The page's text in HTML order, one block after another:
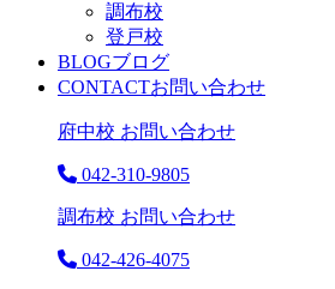
調布校
登戸校
BLOGブログ
CONTACTお問い合わせ
府中校 お問い合わせ
042-310-9805
調布校 お問い合わせ
042-426-4075